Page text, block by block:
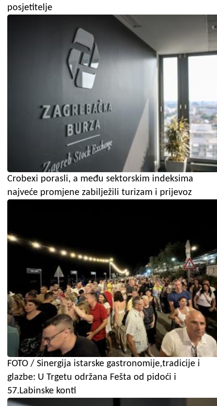
posjetitelje
Crobexi porasli, a među sektorskim indeksima
najveće promjene zabilježili turizam i prijevoz
FOTO / Sinergija istarske gastronomije,tradicije i
glazbe: U Trgetu održana Fešta od pidoći i
57.Labinske konti